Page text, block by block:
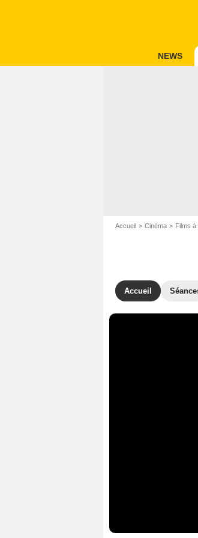
NEWS
Accueil Cinéma Films à
Accueil